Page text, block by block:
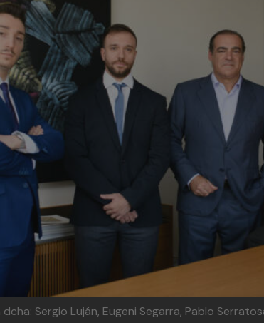
dcha: Sergio Luján, Eugeni Segarra, Pablo